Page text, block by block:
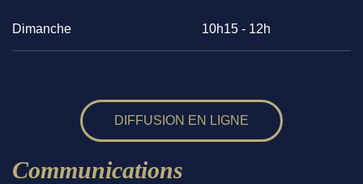
Dimanche 10h15 - 12h
DIFFUSION EN LIGNE
Communications